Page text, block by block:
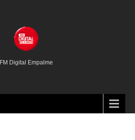
FM Digital Empalme